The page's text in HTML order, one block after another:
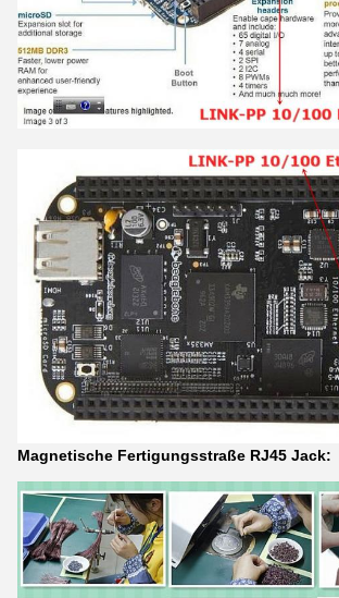
Magnetische Fertigungsstraße RJ45 Jack: